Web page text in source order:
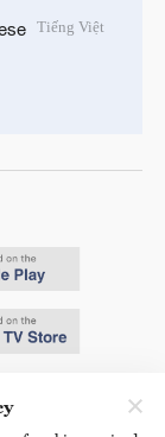
Tiếng Việt